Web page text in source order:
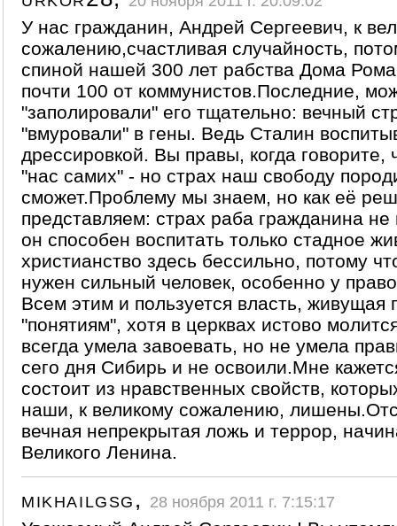
У нас гражданин, Андрей Сергеевич, к
сожалению,счастливая случайность,
спиной нашей 300 лет рабства Дома
почти 100 от коммунистов.Последние,
"заполировали" его тщательно: вечный
"вмуровали" в гены. Ведь Сталин
дрессировкой. Вы правы, когда говорите,
"нас самих" - но страх наш свободу
сможет.Проблему мы знаем, но как её
представляем: страх раба гражданина не
он способен воспитать только стадное
христианство здесь бессильно, потому
нужен сильный человек, особенно у
Всем этим и пользуется власть, живущая
"понятиям", хотя в церквах истово
всегда умела завоевать, но не умела
сего дня Сибирь и не освоили.Мне
состоит из нравственных свойств,
наши, к великому сожалению,
вечная непрекрытая ложь и террор,
Великого Ленина.
mikhailgsg, 28 ноября 2011 г. 7:15:17